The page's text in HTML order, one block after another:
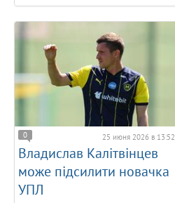
0 25 июня 2026 в 13:52
Владислав Калітвінцев
може підсилити новачка
УПЛ